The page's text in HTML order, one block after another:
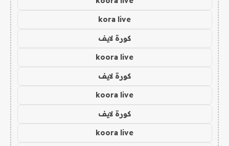
kora live
كورة لايف
koora live
كورة لايف
koora live
كورة لايف
koora live